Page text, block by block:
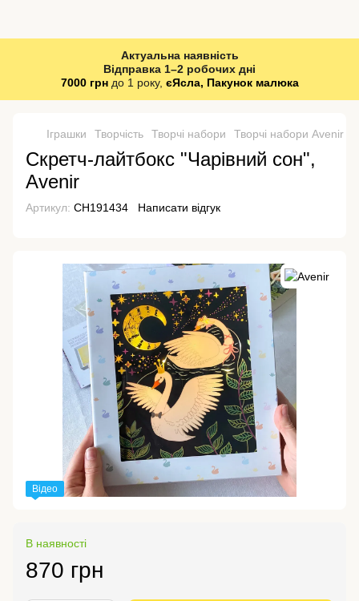
Актуальна наявність
Відправка 1–2 робочих дні
7000 грндо 1 року, єЯсла, Пакунок малюка
Іграшки Творчість Творчі набори Творчі набори Avenir
Скретч-лайтбокс "Чарівний сон",
Avenir
Артикул: CH191434 Написати відгук
Відео
В наявності
870 грн